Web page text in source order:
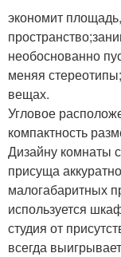
экономит
необоснованно
меняя
вещах.
Угловое
компактность
Дизайну комнаты
присуща
малогабаритных
используется
студия от
всегда